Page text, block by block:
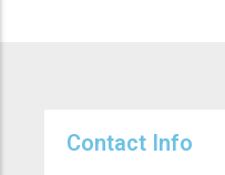
Contact Info